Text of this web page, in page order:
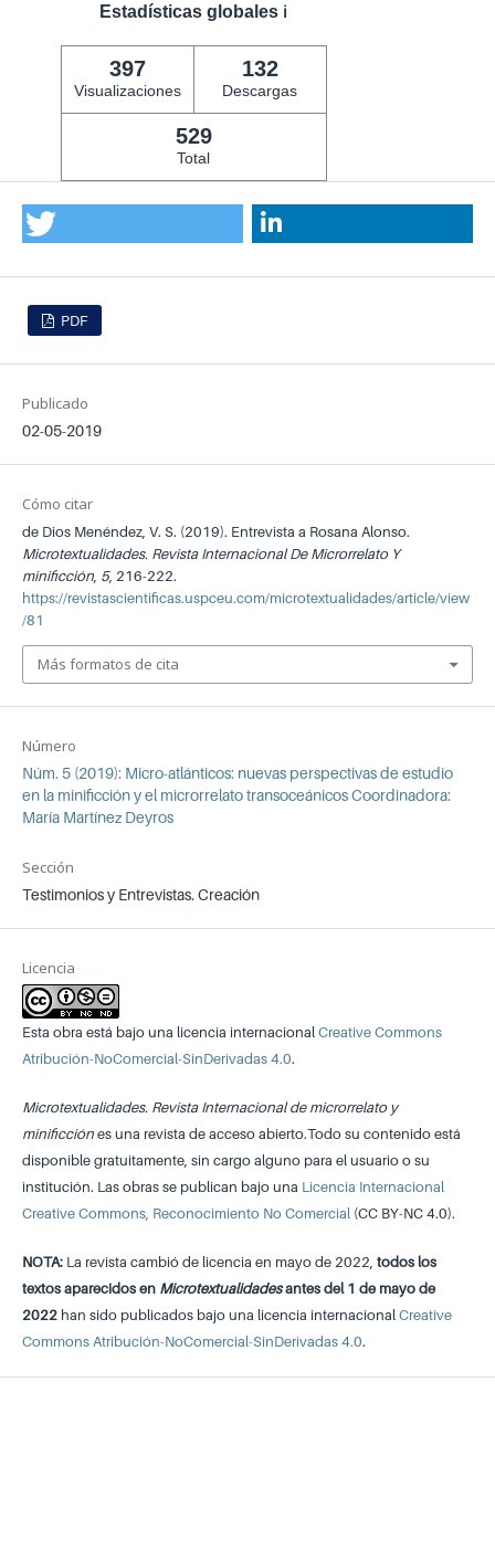
Estadísticas globales ℹ️
397
Visualizaciones
132
Descargas
529
Total
PDF
Publicado
02-05-2019
Número
Núm. 5 (2019): Micro-atlánticos: nuevas perspectivas de estudio
en la minificción y el microrrelato transoceánicos Coordinadora:
María Martínez Deyros
Sección
Testimonios y Entrevistas. Creación
Licencia
Esta obra está bajo una licencia internacional Creative Commons
Atribución-NoComercial-SinDerivadas 4.0.
Microtextualidades. Revista Internacional de microrrelato y
minificciónes una revista de acceso abierto.Todo su contenido está
disponible gratuitamente, sin cargo alguno para el usuario o su
institución. Las obras se publican bajo una Licencia Internacional
Creative Commons, Reconocimiento No Comercial (CC BY-NC 4.0).
NOTA:La revista cambió de licencia en mayo de 2022, todos los
textos aparecidos en Microtextualidadesantes del 1 de mayo de
2022han sido publicados bajo una licencia internacional Creative
Commons Atribución-NoComercial-SinDerivadas 4.0.
Cómo citar
de Dios Menéndez, V. S. (2019). Entrevista a Rosana Alonso.
Microtextualidades. Revista Internacional De Microrrelato Y
minificción, 5, 216-222.
https://revistascientificas.uspceu.com/microtextualidades/article/view
/81
Más formatos de cita